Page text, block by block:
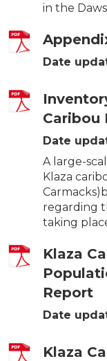
in the
Date
Caribou
Date
A large-
Klaza
regarding
taking
Klaza
Report
Date
Klaza